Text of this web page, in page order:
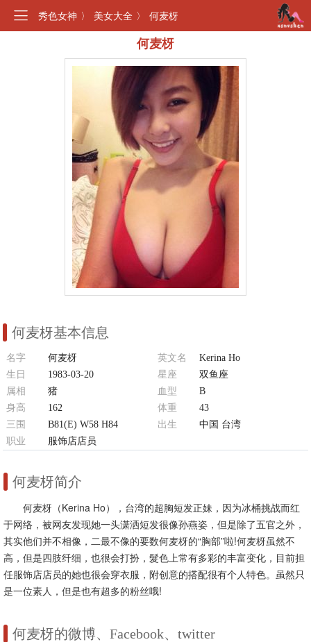
秀色女神 〉 美女大全 〉 何麦枒
何麦枒
何麦枒基本信息
名字 何麦枒 英文名
Kerina Ho
生日
1983-03-20 星座
双鱼座
属相
猪 血型
B
身高
162 体重
43
三围
B81(E) W58 H84 出生
中国 台湾
职业
服饰店店员
何麦枒简介
何麦枒（Kerina Ho），台湾的超胸短发正妹，因为冰桶挑战而红
于网络，被网友发现她一头潇洒短发很像孙燕姿，但是除了五官之外，
其实他们并不相像，二最不像的要数何麦枒的“胸部”啦!何麦枒虽然不
高，但是四肢纤细，也很会打扮，髮色上常有多彩的丰富变化，目前担
任服饰店店员的她也很会穿衣服，附创意的搭配很有个人特色。虽然只
是一位素人，但是也有超多的粉丝哦!
何麦枒的微博、Facebook、twitter